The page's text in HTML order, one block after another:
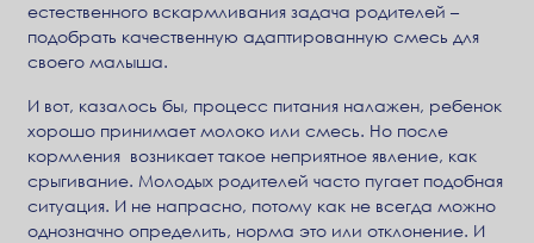
естественного вскармливания задача родителей –
подобрать качественную адаптированную смесь для
своего малыша.
И вот, казалось бы, процесс питания налажен, ребенок
хорошо принимает молоко или смесь. Но после
кормления возникает такое неприятное явление, как
срыгивание. Молодых родителей часто пугает подобная
ситуация. И не напрасно, потому как не всегда можно
однозначно определить, норма это или отклонение. И